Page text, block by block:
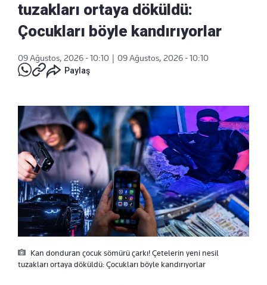
tuzakları ortaya döküldü:
Çocukları böyle kandırıyorlar
09 Ağustos, 2026 - 10:10
09 Ağustos, 2026 - 10:10
Paylaş
Kan donduran çocuk sömürü çarkı! Çetelerin yeni nesil
tuzakları ortaya döküldü: Çocukları böyle kandırıyorlar